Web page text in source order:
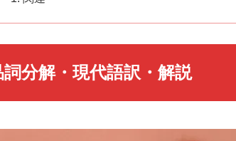
分解・現代語訳・解説